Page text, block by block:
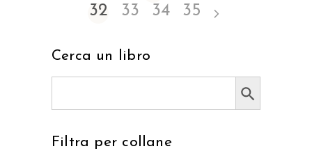
32
33 34 35
Cerca un libro
Search Button
Filtra per collane